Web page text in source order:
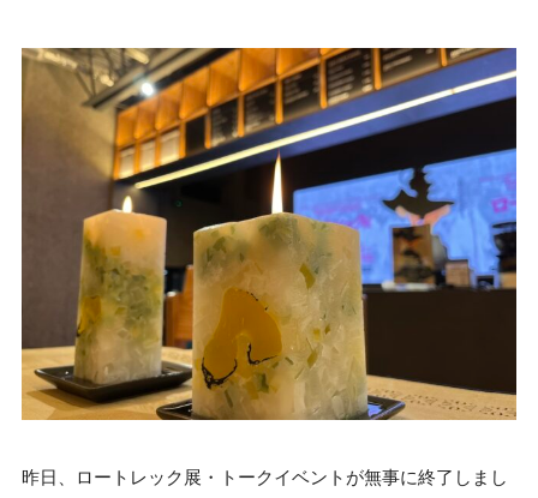
昨日、ロートレック展・トークイベントが無事に終了しまし